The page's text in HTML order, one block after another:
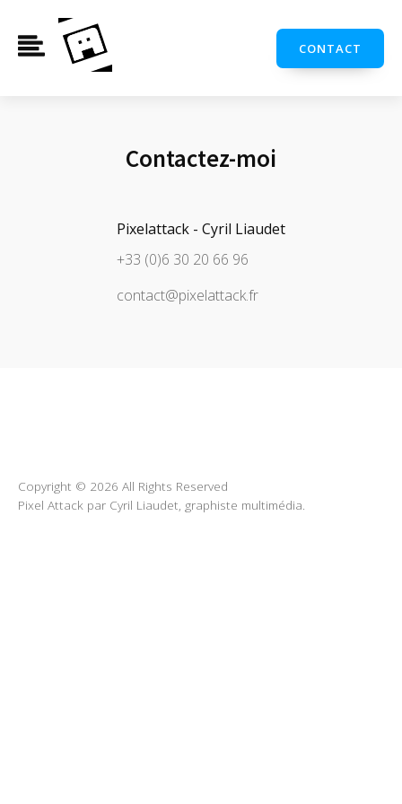
CONTACT
Contactez-moi
Pixelattack - Cyril Liaudet
+33 (0)6 30 20 66 96
contact@pixelattack.fr
Copyright © 2026 All Rights Reserved
Pixel Attack par Cyril Liaudet, graphiste multimédia.